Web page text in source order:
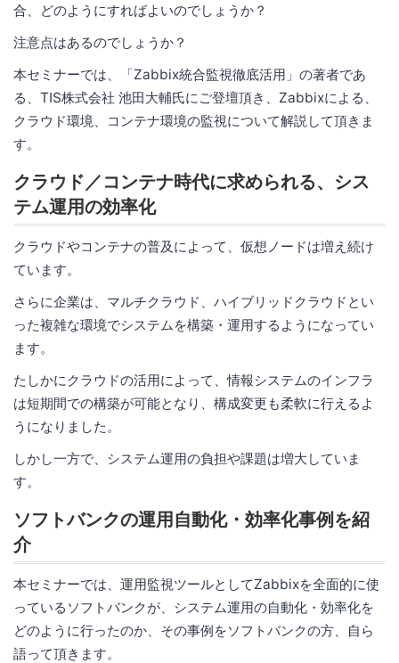
合、どのようにすればよいのでしょうか？
注意点はあるのでしょうか？
本セミナーでは、「Zabbix統合監視徹底活用」の著者であ
る、TIS株式会社 池田大輔氏にご登壇頂き、Zabbixによる、
クラウド環境、コンテナ環境の監視について解説して頂きま
す。
クラウド／コンテナ時代に求められる、シス
テム運用の効率化
クラウドやコンテナの普及によって、仮想ノードは増え続け
ています。
さらに企業は、マルチクラウド、ハイブリッドクラウドとい
った複雑な環境でシステムを構築・運用するようになってい
ます。
たしかにクラウドの活用によって、情報システムのインフラ
は短期間での構築が可能となり、構成変更も柔軟に行えるよ
うになりました。
しかし一方で、システム運用の負担や課題は増大していま
す。
ソフトバンクの運用自動化・効率化事例を紹
介
本セミナーでは、運用監視ツールとしてZabbixを全面的に使
っているソフトバンクが、システム運用の自動化・効率化を
どのように行ったのか、その事例をソフトバンクの方、自ら
語って頂きます。